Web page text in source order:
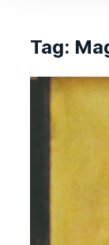
Tag: